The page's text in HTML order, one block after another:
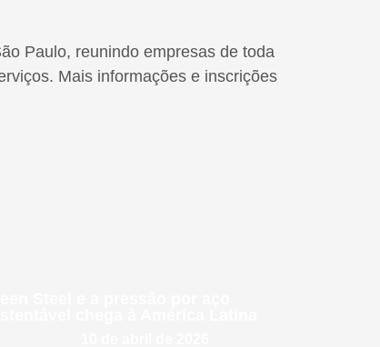
Paulo, reunindo empresas de toda
Mais informações e inscrições